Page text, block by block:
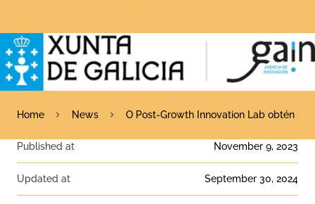
Home News O Post-Growth Innovation Lab obtén
Published at November 9, 2023
Updated at September 30, 2024